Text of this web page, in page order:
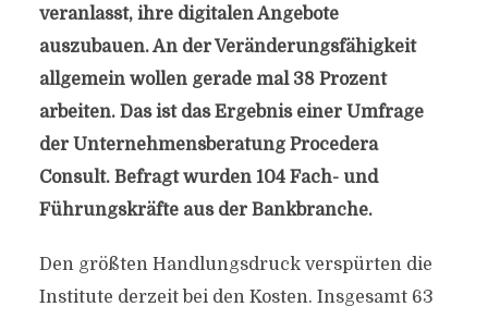
veranlasst, ihre digitalen Angebote
auszubauen. An der Veränderungsfähigkeit
allgemein wollen gerade mal 38 Prozent
arbeiten. Das ist das Ergebnis einer Umfrage
der Unternehmensberatung Procedera
Consult. Befragt wurden 104 Fach- und
Führungskräfte aus der Bankbranche.
Den größten Handlungsdruck verspürten die
Institute derzeit bei den Kosten. Insgesamt 63